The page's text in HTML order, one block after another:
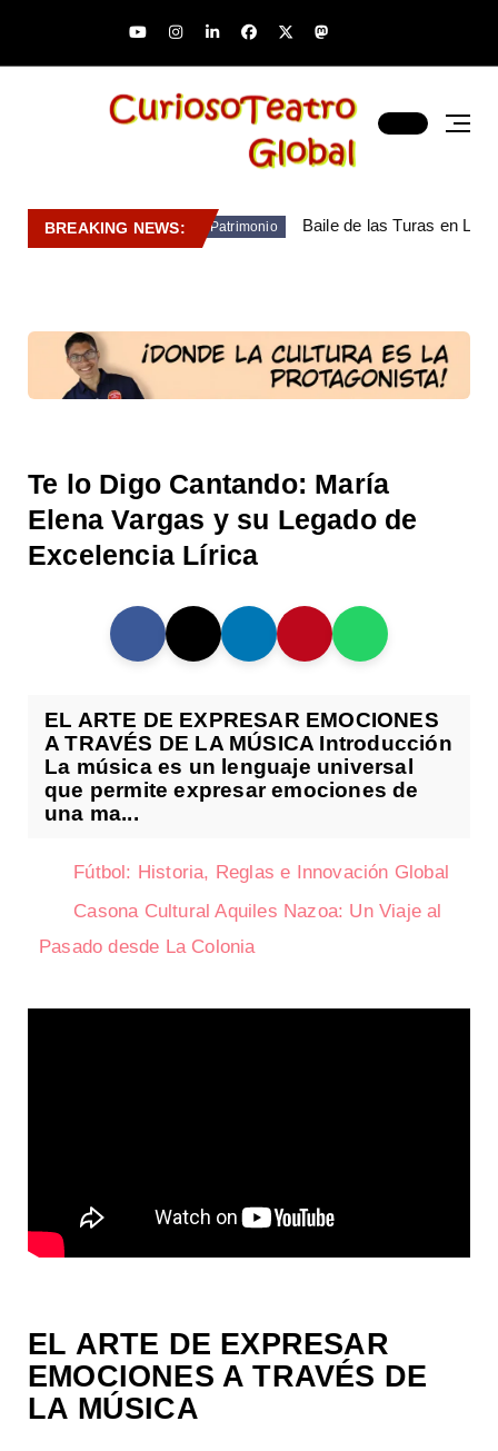
BREAKING NEWS: Patrimonio Baile de las Turas en
Te lo Digo Cantando: María
Elena Vargas y su Legado de
Excelencia Lírica
EL ARTE DE EXPRESAR EMOCIONES
A TRAVÉS DE LA MÚSICA Introducción
La música es un lenguaje universal
que permite expresar emociones de
una ma...
Fútbol: Historia, Reglas e Innovación Global
Casona Cultural Aquiles Nazoa: Un Viaje al
Pasado desde La Colonia
EL ARTE DE EXPRESAR
EMOCIONES A TRAVÉS DE
LA MÚSICA